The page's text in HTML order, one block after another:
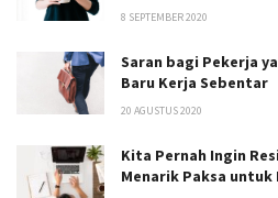
8 SEPTEMBER 2020
Saran bagi Pekerja
Baru Kerja Sebentar
20 AGUSTUS 2020
Kita Pernah Ingin
Menarik Paksa untuk